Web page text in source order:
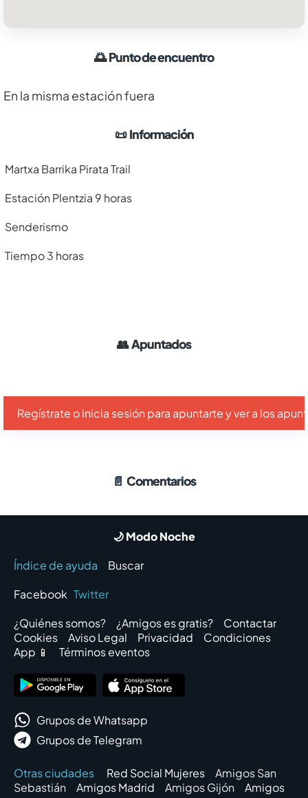
🌅Punto de encuentro
En la misma estación fuera
📜Información
Martxa Barrika Pirata Trail
Estación Plentzia 9 horas
Senderismo
Tiempo 3 horas
👥Apuntados
Regístrate o inicia sesión para apuntarte y ver a los
📄 Comentarios
🌙 Modo Noche
Índice de ayuda
Buscar
Facebook Twitter
¿Quiénes somos?
¿Amigos es gratis?
Contactar
Cookies
Aviso Legal Privacidad
Condiciones
App 📱
Términos eventos
Grupos de Whatsapp
Grupos de Telegram
Otras ciudades Red Social Mujeres
Amigos San
Sebastián
Amigos Madrid Amigos Gijón
Amigos